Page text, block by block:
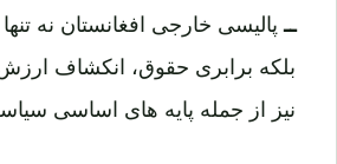
پالیسی خارجی افغانستان نه
بلکه برابری حقوق، انکشاف
نیز از جمله پایه های اساسی